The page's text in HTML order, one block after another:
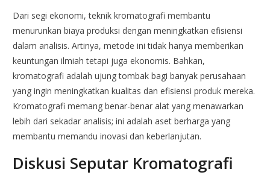
Dari segi ekonomi, teknik kromatografi membantu
menurunkan biaya produksi dengan meningkatkan efisiensi
dalam analisis. Artinya, metode ini tidak hanya memberikan
keuntungan ilmiah tetapi juga ekonomis. Bahkan,
kromatografi adalah ujung tombak bagi banyak perusahaan
yang ingin meningkatkan kualitas dan efisiensi produk mereka.
Kromatografi memang benar-benar alat yang menawarkan
lebih dari sekadar analisis; ini adalah aset berharga yang
membantu memandu inovasi dan keberlanjutan.
Diskusi Seputar Kromatografi